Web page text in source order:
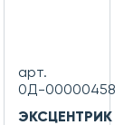
арт.
0Д-00000458
ЭКСЦЕНТРИК